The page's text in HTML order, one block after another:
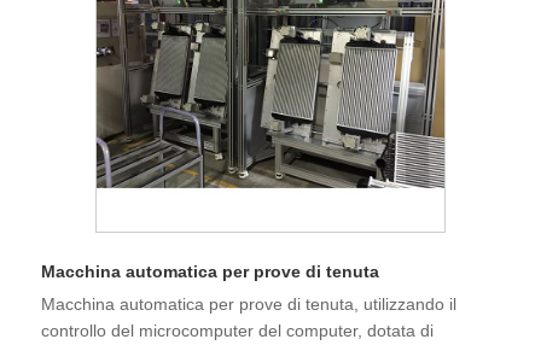
Macchina automatica per prove di tenuta
Macchina automatica per prove di tenuta, utilizzando il
controllo del microcomputer del computer, dotata di